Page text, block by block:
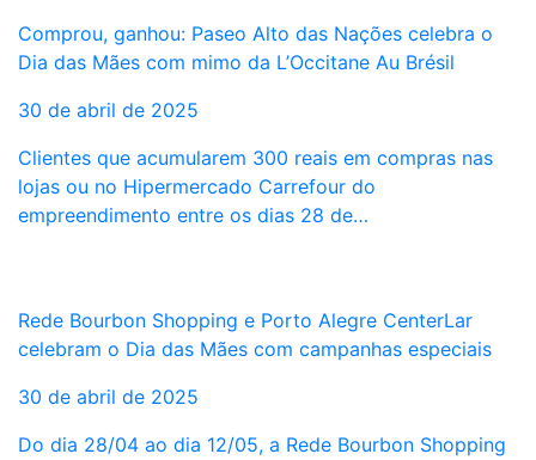
Comprou, ganhou: Paseo Alto das Nações celebra o
Dia das Mães com mimo da L’Occitane Au Brésil
30 de abril de 2025
Clientes que acumularem 300 reais em compras nas
lojas ou no Hipermercado Carrefour do
empreendimento entre os dias 28 de…
Rede Bourbon Shopping e Porto Alegre CenterLar
celebram o Dia das Mães com campanhas especiais
30 de abril de 2025
Do dia 28/04 ao dia 12/05, a Rede Bourbon Shopping